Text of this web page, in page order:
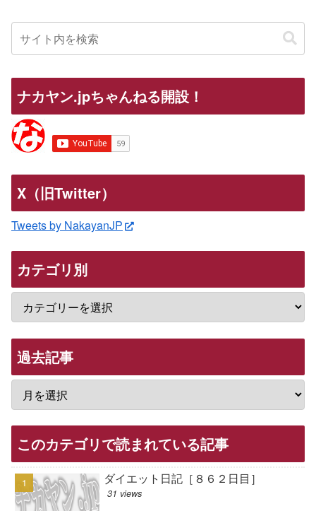
ナカヤン.jpちゃんねる開設！
X（旧Twitter）
Tweets by NakayanJP
カテゴリ別
過去記事
このカテゴリで読まれている記事
ダイエット日記［８６２日目］
31 views